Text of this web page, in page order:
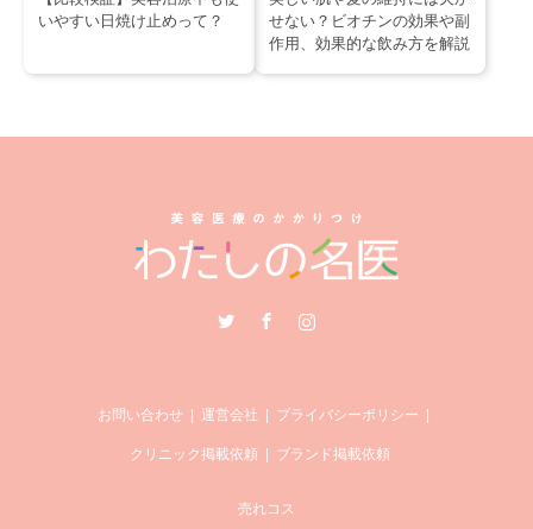
いやすい日焼け止めって？
せない？ビオチンの効果や副
作用、効果的な飲み方を解説
Instagram
お問い合わせ 運営会社 プライバシーポリシー
クリニック掲載依頼 ブランド掲載依頼
売れコス